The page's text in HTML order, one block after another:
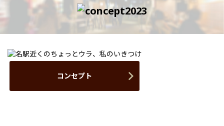
コンセプト